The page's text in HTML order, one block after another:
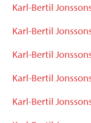
Karl-Bertil
Karl-Bertil
Karl-Bertil
Karl-Bertil
Karl-Bertil